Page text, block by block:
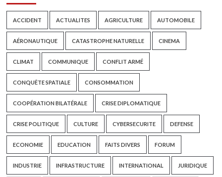
ACCIDENT ACTUALITES AGRICULTURE AUTOMOBILE
AÉRONAUTIQUE CATASTROPHE NATURELLE CINEMA
CLIMAT COMMUNIQUE CONFLIT ARMÉ
CONQUÊTE SPATIALE CONSOMMATION
COOPÉRATION BILATÉRALE CRISE DIPLOMATIQUE
CRISE POLITIQUE CULTURE CYBERSECURITE DEFENSE
ECONOMIE EDUCATION FAITS DIVERS FORUM
INDUSTRIE INFRASTRUCTURE INTERNATIONAL JURIDIQUE